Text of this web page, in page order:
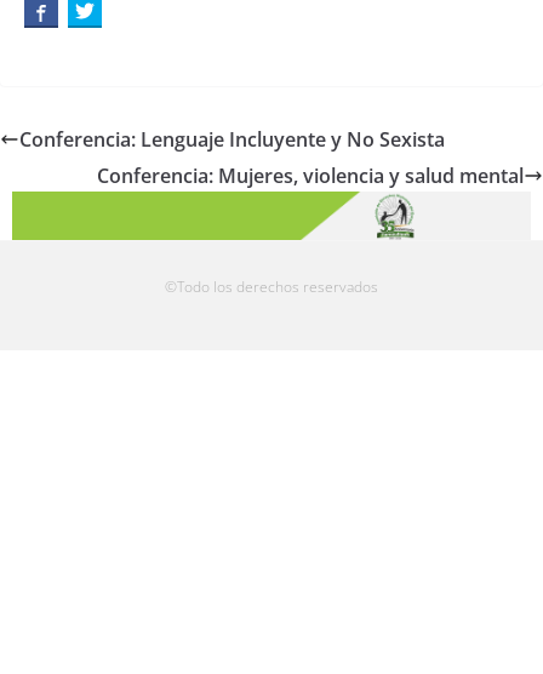
Conferencia: Lenguaje Incluyente y No Sexista
Conferencia: Mujeres, violencia y salud mental
©Todo los derechos reservados